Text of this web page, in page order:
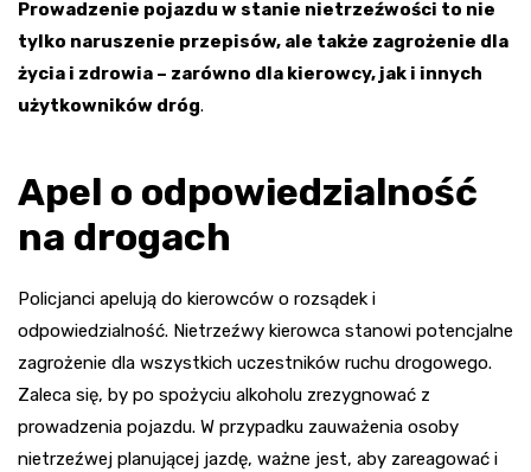
Prowadzenie pojazdu w stanie nietrzeźwości to nie
tylko naruszenie przepisów, ale także zagrożenie dla
życia i zdrowia – zarówno dla kierowcy, jak i innych
użytkowników dróg.
Apel o odpowiedzialność
na drogach
Policjanci apelują do kierowców o rozsądek i
odpowiedzialność. Nietrzeźwy kierowca stanowi potencjalne
zagrożenie dla wszystkich uczestników ruchu drogowego.
Zaleca się, by po spożyciu alkoholu zrezygnować z
prowadzenia pojazdu. W przypadku zauważenia osoby
nietrzeźwej planującej jazdę, ważne jest, aby zareagować i